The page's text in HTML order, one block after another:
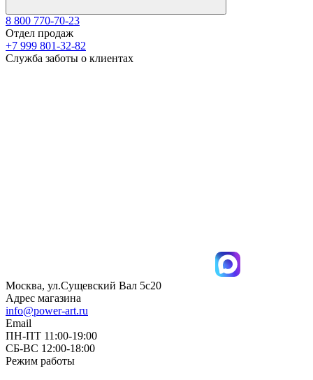
8 800 770-70-23
Отдел продаж
+7 999 801-32-82
Служба заботы о клиентах
Москва, ул.Сущевский Вал 5с20
Адрес магазина
info@power-art.ru
Email
ПН-ПТ 11:00-19:00
СБ-ВС 12:00-18:00
Режим работы